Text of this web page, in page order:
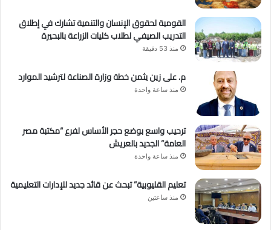
القومية لحقوق الإنسان والتنمية تشارك في إطلاق
التدريب الصيفي لطلاب كليات الزراعة بالبحيرة
منذ 53 دقيقة
م. على زين يثمن خطة وزارة الصناعة لترشيد الموارد
منذ ساعة واحدة
ترحيب واسع بوضع حجر الأساس لفرع “مكتبة مصر
العامة” الجديد بالعريش
منذ ساعة واحدة
تعليم القليوبية” تبحث عن قائد جديد للإدارات التعليمية
منذ ساعتين